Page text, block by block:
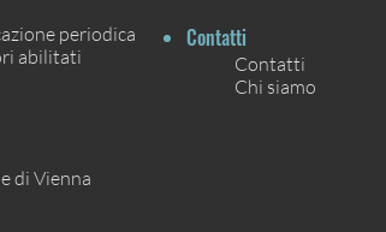
periodica
abilitati
di Vienna
Contatti
Contatti
Chi siamo